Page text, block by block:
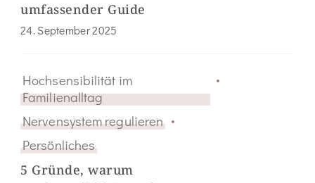
umfassender Guide
24. September 2025
Hochsensibilität im
Familienalltag
Nervensystem regulieren
Persönliches
5 Gründe, warum